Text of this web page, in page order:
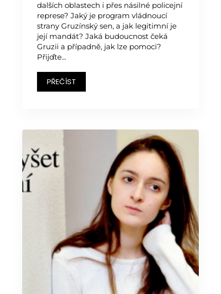
dalších oblastech i přes násilné policejní
represe? Jaký je program vládnoucí
strany Gruzínský sen, a jak legitimní je
její mandát? Jaká budoucnost čeká
Gruzii a případně, jak lze pomoci?
Přijďte...
PŘEČÍST